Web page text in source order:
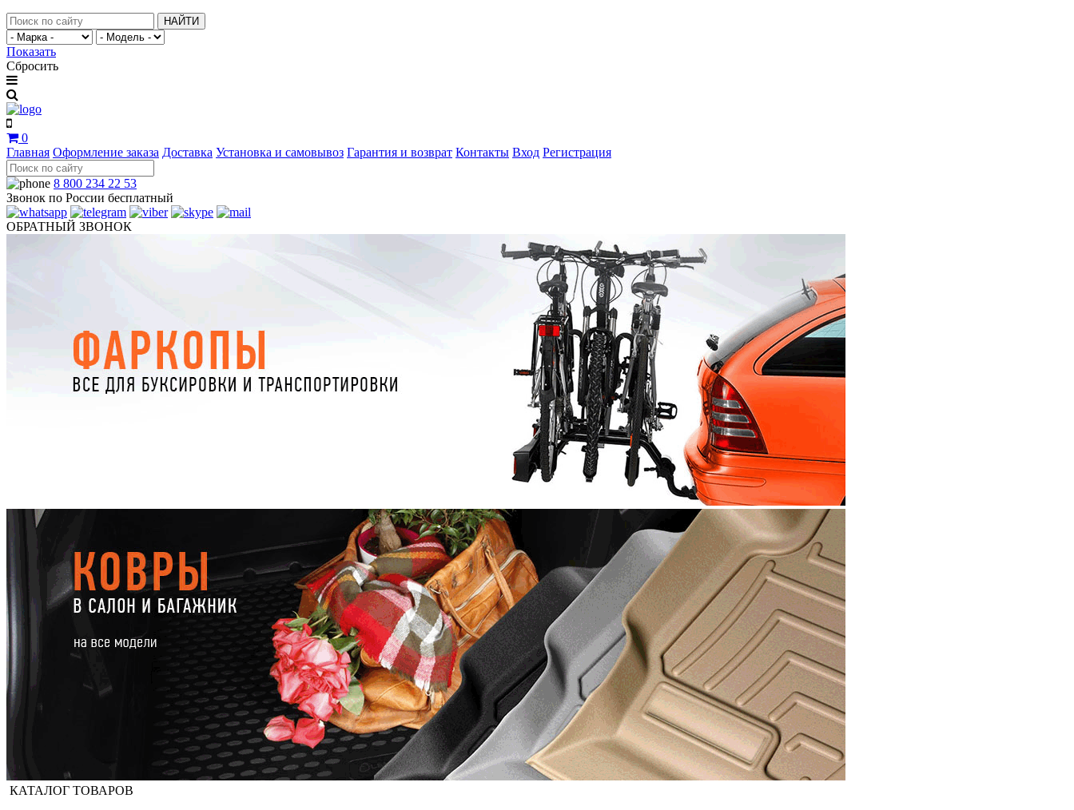
НАЙТИ
Показать
Сбросить
0
Главная Оформление заказа Доставка Установка и самовывоз Гарантия и возврат Контакты Вход Регистрация
8 800 234 22 53
Звонок по России бесплатный
ОБРАТНЫЙ ЗВОНОК
КАТАЛОГ ТОВАРОВ